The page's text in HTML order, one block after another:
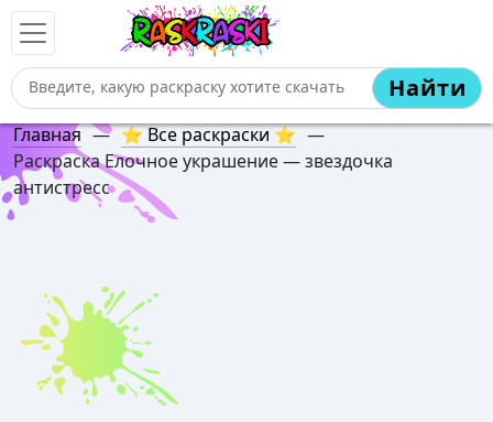
Найти
Главная — ⭐ Все раскраски ⭐ —
Раскраска Елочное украшение — звездочка
антистресс